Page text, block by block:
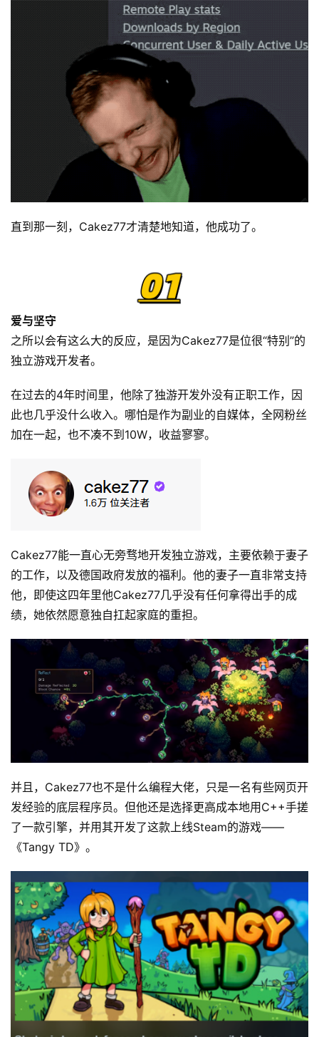
直到那一刻，Cakez77才清楚地知道，他成功了。
爱与坚守
之所以会有这么大的反应，是因为Cakez77是位很“特别”的
独立游戏开发者。
在过去的4年时间里，他除了独游开发外没有正职工作，因
此也几乎没什么收入。哪怕是作为副业的自媒体，全网粉丝
加在一起，也不凑不到10W，收益寥寥。
Cakez77能一直心无旁骛地开发独立游戏，主要依赖于妻子
的工作，以及德国政府发放的福利。他的妻子一直非常支持
他，即使这四年里他Cakez77几乎没有任何拿得出手的成
绩，她依然愿意独自扛起家庭的重担。
并且， Cakez77也不是什么编程大佬，只是一名有些网页开
发经验的底层程序员。但他还是选择更高成本地用C++手搓
了一款引擎，并用其开发了这款上线Steam的游戏——
《Tangy TD》。